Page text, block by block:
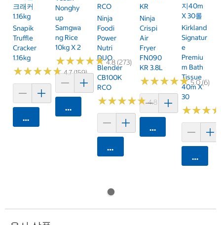
크래커
1.16kg
Snapik
Truffle
Cracker
1.16kg
★★★★★
★★★★★4.7 (159)
카트에 담기
Nonghy
Up
Samgwa
Ng Rice
10kg X 2
★★★★★
★★★★★4.8 (273)
카트에 담기
RCO
Ninja
Foodi
Power
Nutri
DUO
Blender
CB100K
RCO
★★★★★
★★★★★4.8 (250)
카트에 담기
KR
Ninja
Crispi
Air
Fryer
FN090
KR 3.8L
★★★★★
★★★★★5.0 (6)
카트에 담기
지40m
X 30롤
Kirkland
Signatur
E
Premiu
M Bath
Tissue
40m X
30
★★★
★★★
카트에